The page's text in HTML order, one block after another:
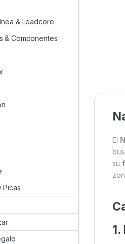
El
su
& Leadcore
& Componentes
Picas